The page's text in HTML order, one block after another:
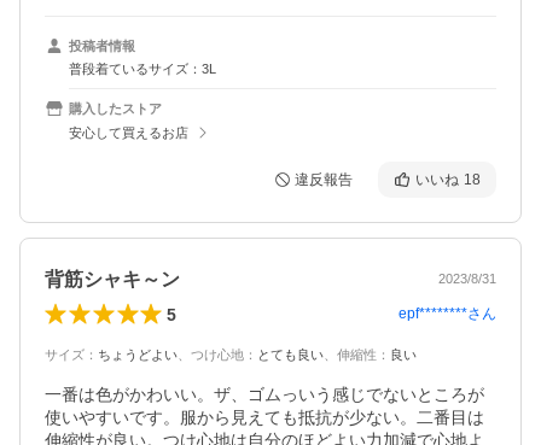
投稿者情報
普段着ているサイズ：3L
購入したストア
安心して買えるお店
違反報告 いいね 18
背筋シャキ～ン 2023/8/31
5 epf********さん
サイズ ： ちょうどよい つけ心地 ： とても良い 伸縮性 ： 良い
一番は色がかわいい。ザ、ゴムっいう感じでないところが
使いやすいです。服から見えても抵抗が少ない。二番目は
伸縮性が良い。つけ心地は自分のほどよい力加減で心地よ